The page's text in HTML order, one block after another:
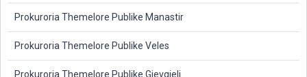
Prokuroria Themelore Publike Manastir
Prokuroria Themelore Publike Veles
Prokuroria Themelore Publike Gjevgjeli